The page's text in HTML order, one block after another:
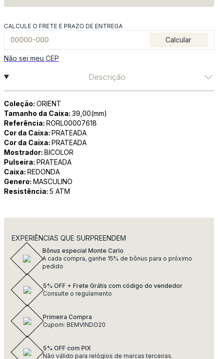
CALCULE O FRETE E PRAZO DE ENTREGA
Calcular
Não sei meu CEP
Descrição
Coleção: ORIENT
Tamanho da Caixa: 39,00(mm)
Referência: RORL00007618
Cor da Caixa: PRATEADA
Cor da Caixa: PRATEADA
Mostrador: BICOLOR
Pulseira: PRATEADA
Caixa: REDONDA
Genero: MASCULINO
Resistência: 5 ATM
EXPERIÊNCIAS QUE SURPREENDEM
Bônus especial Monte Carlo
A cada compra, ganhe 15% de bônus para o próximo
pedido
5% OFF + Frete Grátis com código do vendedor
Consulte o regulamento
Primeira Compra
Cupom: BEMVINDO20
5% OFF com PIX
Não válido para relógios de marcas terceiras.